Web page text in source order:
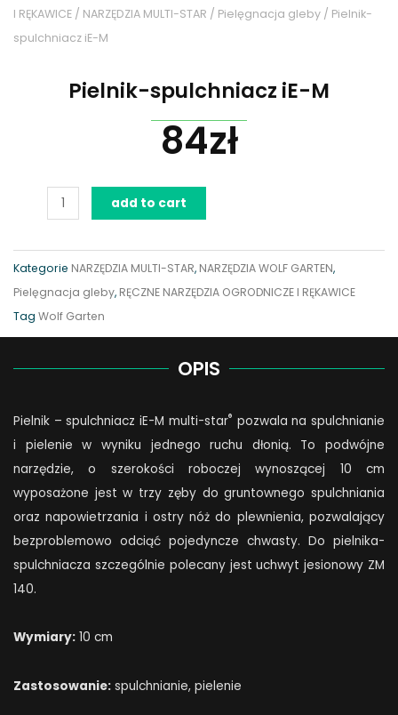
I RĘKAWICE / NARZĘDZIA MULTI-STAR / Pielęgnacja gleby / Pielnik-
spulchniacz iE-M
Pielnik-spulchniacz iE-M
84zł
Pielnik-
spulchniacz
M
quantity
add to cart
Kategorie NARZĘDZIA MULTI-STAR, NARZĘDZIA WOLF GARTEN,
Pielęgnacja gleby, RĘCZNE NARZĘDZIA OGRODNICZE I RĘKAWICE
Tag Wolf Garten
OPIS
Pielnik – spulchniacz iE-M multi-star® pozwala na spulchnianie
i pielenie w wyniku jednego ruchu dłonią. To podwójne
narzędzie, o szerokości roboczej wynoszącej 10 cm
wyposażone jest w trzy zęby do gruntownego spulchniania
oraz napowietrzania i ostry nóż do plewnienia, pozwalający
bezproblemowo odciąć pojedyncze chwasty. Do pielnika-
spulchniacza szczególnie polecany jest uchwyt jesionowy ZM
140.
Wymiary: 10 cm
Zastosowanie: spulchnianie, pielenie